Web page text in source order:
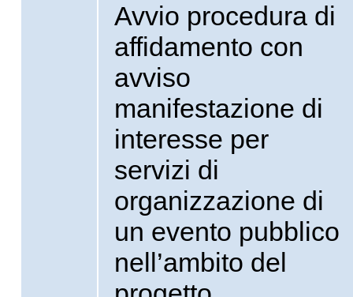
Avvio procedura di
affidamento con
avviso
manifestazione di
interesse per
servizi di
organizzazione di
un evento pubblico
nell’ambito del